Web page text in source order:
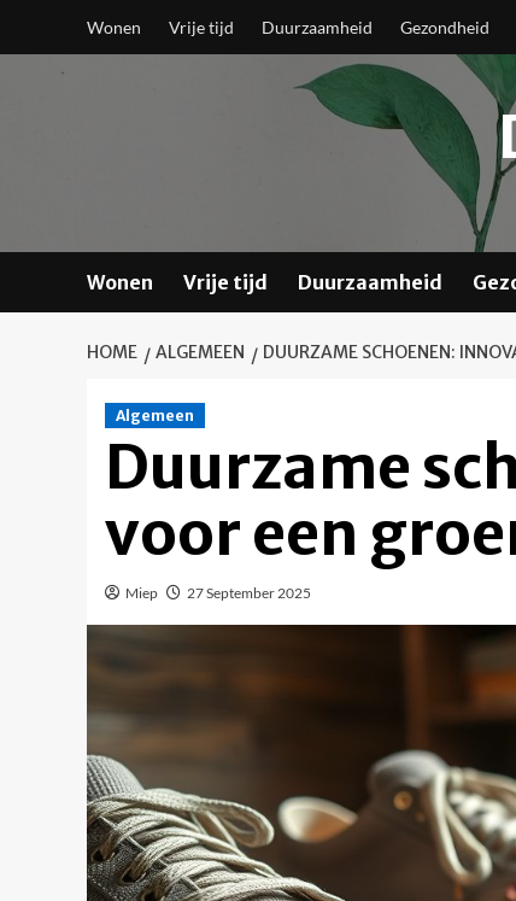
content
Wonen Vrije tijd Duurzaamheid Gezondheid
Wonen Vrije tijd Duurzaamheid
HOME ALGEMEEN DUURZAME SCHOENEN:
Algemeen
Duurzame
voor een
Miep 27 September 2025